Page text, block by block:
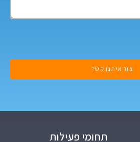
צור איתנו קשר
תחומי פעילות